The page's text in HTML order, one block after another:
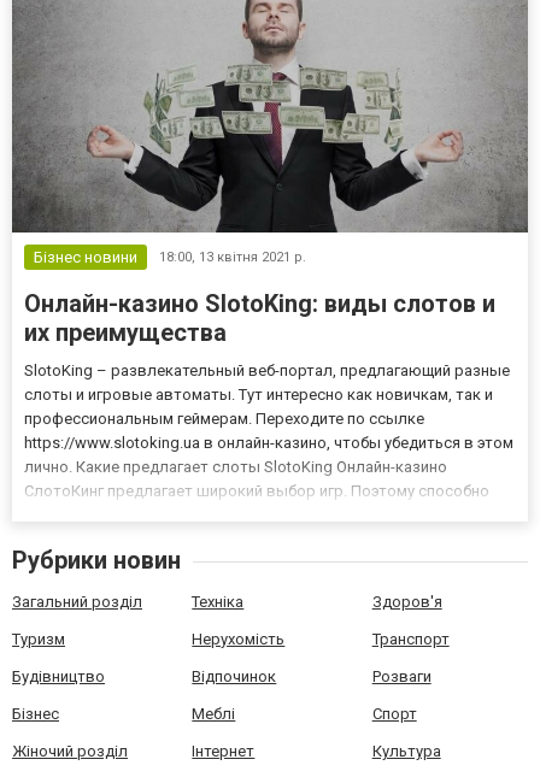
Бізнес новини 18:00, 13 квітня 2021 р.
Онлайн-казино SlotoKing: виды слотов и
их преимущества
SlotoKing – развлекательный веб-портал, предлагающий разные
слоты и игровые автоматы. Тут интересно как новичкам, так и
профессиональным геймерам. Переходите по ссылке
https://www.slotoking.ua в онлайн-казино, чтобы убедиться в этом
лично. Какие предлагает слоты SlotoKing Онлайн-казино
СлотоКинг предлагает широкий выбор игр. Поэтому способно
Рубрики новин
Загальний розділ Техніка Здоров'я
Туризм Нерухомість Транспорт
Будівництво Відпочинок Розваги
Бізнес Меблі Спорт
Жіночий розділ Інтернет Культура